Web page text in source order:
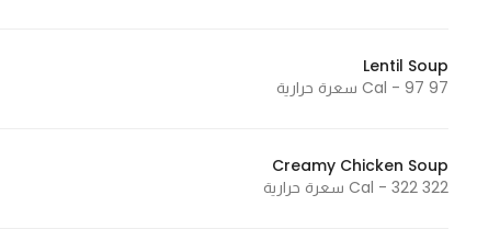
Lentil Soup
97 Cal - 97 سعرة حرارية
Creamy Chicken Soup
322 Cal - 322 سعرة حرارية